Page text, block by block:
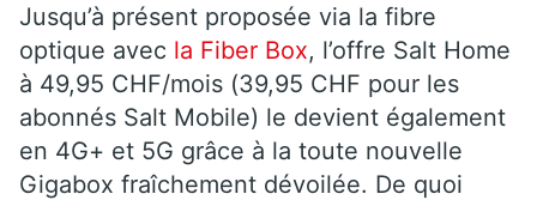
Jusqu’à présent proposée via la fibre
optique avec la Fiber Box, l’offre Salt Home
à 49,95 CHF/mois (39,95 CHF pour les
abonnés Salt Mobile) le devient également
en 4G+ et 5G grâce à la toute nouvelle
Gigabox fraîchement dévoilée. De quoi